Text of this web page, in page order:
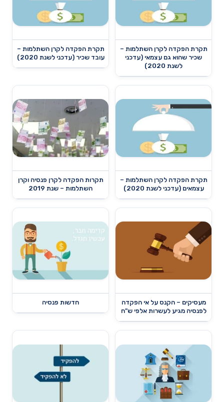
תקרת הפקדה לקרן השתלמות –
שכיר שהוא גם עצמאי (עדכני
לשנת 2020)
תקרת הפקדה לקרן השתלמות –
עובד שכיר (עדכני לשנת 2020)
תקרת הפקדה לקרן השתלמות –
עצמאים (עדכני לשנת 2020)
תקרות הפקדה לקרן פנסיה וקרן
השתלמות – שנת 2019
מעסיקים – הקנס על אי הפקדה
לפנסיה מגיע לעשרות אלפי ש"ח
חדשות פנסיה